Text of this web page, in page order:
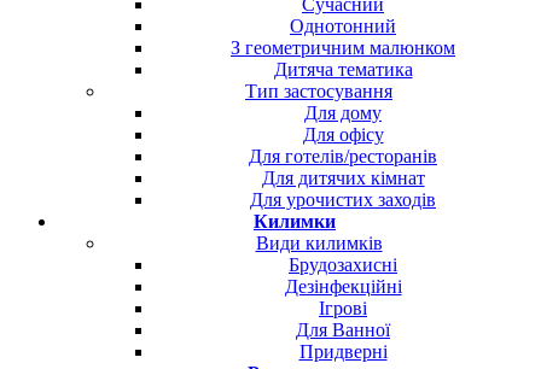
Однотонний
З геометричним малюнком
Дитяча тематика
Тип застосування
Для дому
Для офісу
Для готелів/ресторанів
Для дитячих кімнат
Для урочистих заходів
Килимки
Види килимків
Брудозахисні
Дезінфекційні
Ігрові
Для Ванної
Придверні